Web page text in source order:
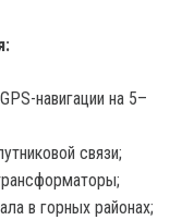
навигации на 5–
связи;
в горных районах;